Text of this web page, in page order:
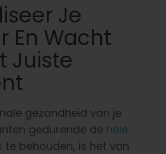
Je
En Wacht
Juiste
gezondheid van je
gedurende de hele
te behouden, is het van